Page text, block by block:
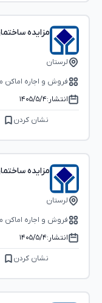
مزایده ساختمان مسکونی
لرستان
فروش و اجاره
انتشار:۱۴۰۵/۵/۴
نشان کردن
مزایده ساختمان مسکونی
لرستان
فروش و اجاره
انتشار:۱۴۰۵/۵/۴
نشان کردن